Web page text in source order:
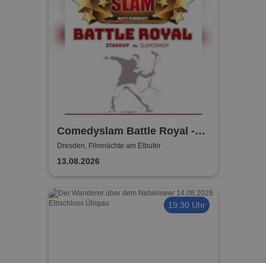
Comedyslam Battle Royal -
Der ultimative Kampf
Dresden, Filmnächte am Elbufer
13.08.2026
19:30 Uhr